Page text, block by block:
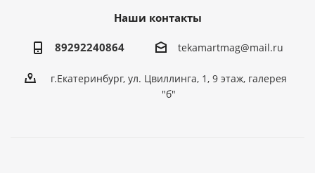
Наши контакты
89292240864 tekamartmag@mail.ru
г.Екатеринбург, ул. Цвиллинга, 1, 9 этаж, галерея
"б"